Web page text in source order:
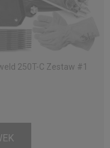
250T-C Zestaw #1